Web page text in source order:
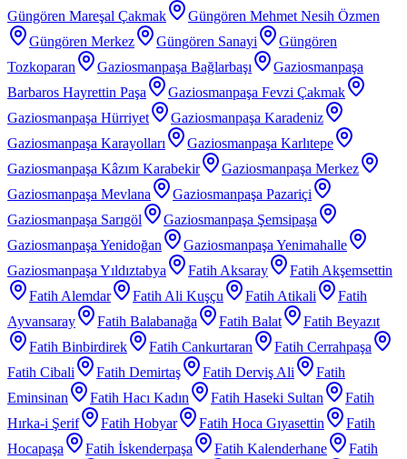
Güngören Mareşal Çakmak
Güngören Mehmet Nesih Özmen
Güngören Merkez
Güngören Sanayi
Güngören
Tozkoparan
Gaziosmanpaşa Bağlarbaşı
Gaziosmanpaşa
Barbaros Hayrettin Paşa
Gaziosmanpaşa Fevzi Çakmak
Gaziosmanpaşa Hürriyet
Gaziosmanpaşa Karadeniz
Gaziosmanpaşa Karayolları
Gaziosmanpaşa Karlıtepe
Gaziosmanpaşa Kâzım Karabekir
Gaziosmanpaşa Merkez
Gaziosmanpaşa Mevlana
Gaziosmanpaşa Pazariçi
Gaziosmanpaşa Sarıgöl
Gaziosmanpaşa Şemsipaşa
Gaziosmanpaşa Yenidoğan
Gaziosmanpaşa Yenimahalle
Gaziosmanpaşa Yıldıztabya
Fatih Aksaray
Fatih Akşemsettin
Fatih Alemdar
Fatih Ali Kuşçu Fatih Atikali
Fatih
Ayvansaray
Fatih Balabanağa Fatih Balat
Fatih Beyazıt
Fatih Binbirdirek
Fatih Cankurtaran
Fatih Cerrahpaşa
Fatih Cibali
Fatih Demirtaş Fatih Derviş Ali
Fatih
Eminsinan
Fatih Hacı Kadın Fatih Haseki Sultan
Fatih
Hırka-i Şerif
Fatih Hobyar Fatih Hoca Gıyasettin
Fatih
Hocapaşa
Fatih İskenderpaşa Fatih Kalenderhane Fatih